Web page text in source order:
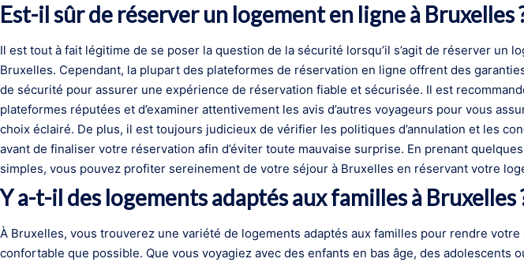
Est-il sûr de réserver un logement en ligne à Bruxelles
Il est tout à fait légitime de se poser la question de la sécurité lorsqu’il s’agit de réserver un
Bruxelles. Cependant, la plupart des plateformes de réservation en ligne offrent des
de sécurité pour assurer une expérience de réservation fiable et sécurisée. Il est
plateformes réputées et d’examiner attentivement les avis d’autres voyageurs pour vous
choix éclairé. De plus, il est toujours judicieux de vérifier les politiques d’annulation et les
avant de finaliser votre réservation afin d’éviter toute mauvaise surprise. En prenant
simples, vous pouvez profiter sereinement de votre séjour à Bruxelles en réservant votre
Y a-t-il des logements adaptés aux familles à Bruxelles
À Bruxelles, vous trouverez une variété de logements adaptés aux familles pour rendre votre
confortable que possible. Que vous voyagiez avec des enfants en bas âge, des adolescents